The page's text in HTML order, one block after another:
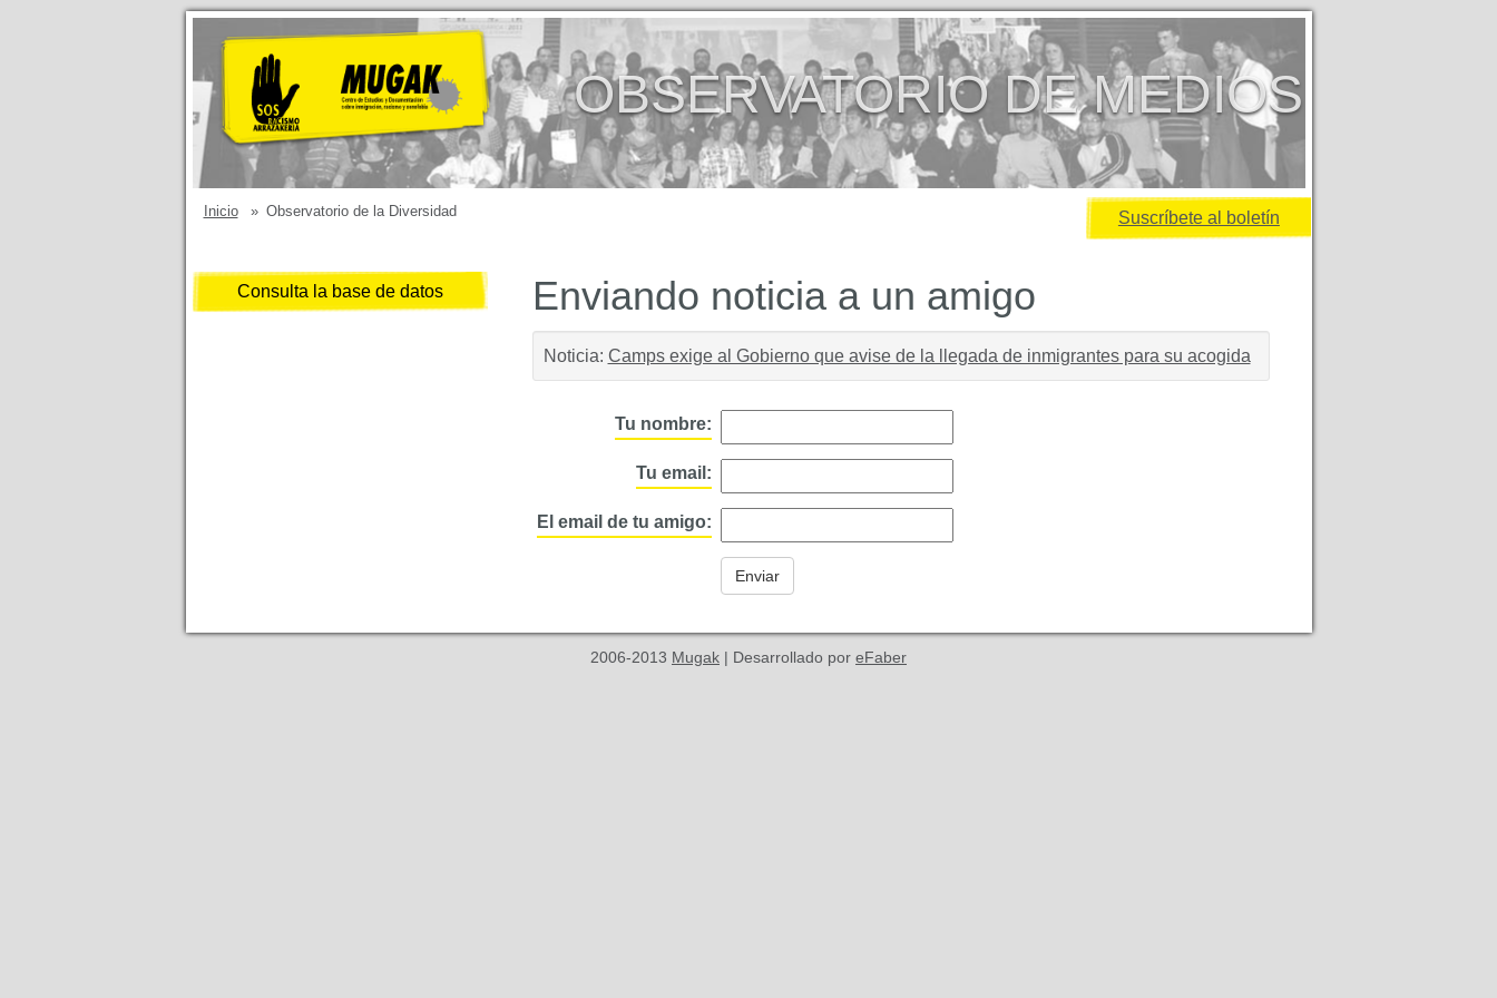
OBSERVATORIO DE MEDIOS
Inicio » Observatorio de la Diversidad Suscríbete al boletín
Consulta la base de datos Enviando noticia a un amigo
Noticia: Camps exige al Gobierno que avise de la llegada de inmigrantes para su acogida
Tu nombre:
Tu email:
El email de tu amigo:
2006-2013 Mugak | Desarrollado por eFaber